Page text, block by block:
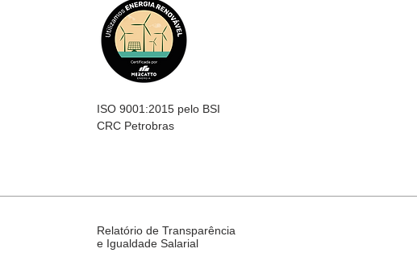
ISO 9001:2015 pelo BSI
CRC Petrobras
Relatório de Transparência
e Igualdade Salarial